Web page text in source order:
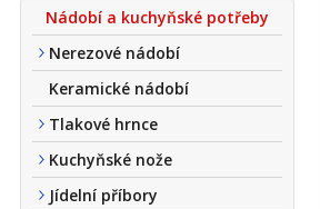
Nádobí a kuchyňské potřeby
Nerezové nádobí
Keramické nádobí
Tlakové hrnce
Kuchyňské nože
Jídelní příbory